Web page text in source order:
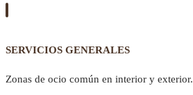
SERVICIOS GENERALES
Zonas de ocio común en interior y exterior.